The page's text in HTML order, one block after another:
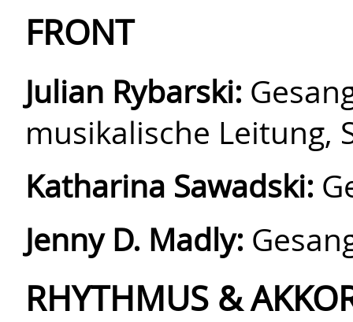
FRONT
Julian Rybarski:
musikalische Leitung,
Katharina Sawadski:
Jenny D. Madly:
RHYTHMUS &